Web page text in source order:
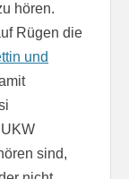
hören.
Rügen die
und
sind,